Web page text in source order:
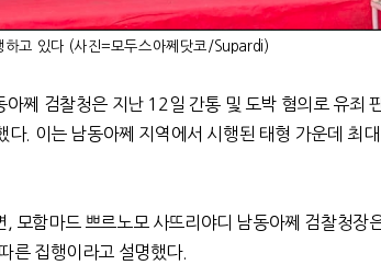
하고 있다 (사진=모두스아쩨닷코/Supardi)
아쩨 검찰청은 지난12일 간통 및 도박 혐의로 유죄
다. 이는 남동아쩨 지역에서 시행된 태형 가운데 최
모함마드 쁘르노모 사뜨리야디 남동아쩨 검찰청장
른 집행이라고 설명했다.